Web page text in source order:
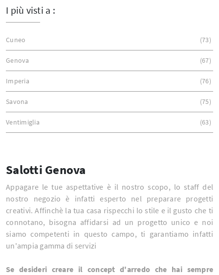
I più visti a :
Cuneo 73
Genova 67
Imperia 76
Savona 75
Ventimiglia 63
Salotti Genova
Appagare le tue aspettative è il nostro scopo, lo staff del
nostro negozio è infatti esperto nel preparare progetti
creativi. Affinchè la tua casa rispecchi lo stile e il gusto che ti
connotano, bisogna affidarsi ad un progetto unico e noi
siamo competenti in questo campo, ti garantiamo infatti
un'ampia gamma di servizi
Se desideri creare il concept d'arredo che hai sempre